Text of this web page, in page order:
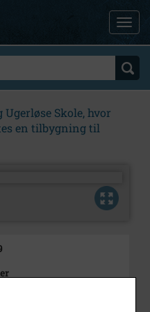
Skole, hvor
en tilbygning til